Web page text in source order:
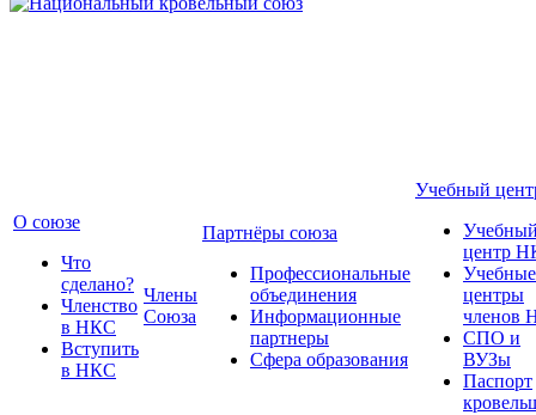
О союзе
Что
сделано?
Членство
в НКС
Вступить
в НКС
Члены
Союза
Партнёры союза
Профессиональные
объединения
Информационные
партнеры
Сфера образования
Учебный
центр
Учебные
центры
членов
СПО и
ВУЗы
Паспорт